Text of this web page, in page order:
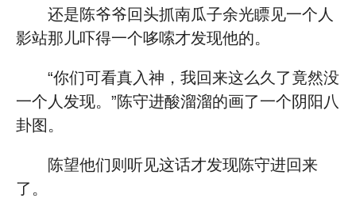
还是陈爷爷回头抓南瓜子余光瞟见一个人
影站那儿吓得一个哆嗦才发现他的。
“你们可看真入神，我回来这么久了竟然没
一个人发现。”陈守进酸溜溜的画了一个阴阳八
卦图。
陈望他们则听见这话才发现陈守进回来
了。